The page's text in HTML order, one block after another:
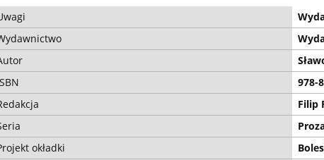
978-
Filip
okładki